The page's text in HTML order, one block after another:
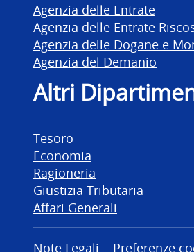
Agenzia delle Entrate
Agenzia delle Entrate
Agenzia delle Dogane e
Agenzia del Demanio
Altri
Tesoro
Economia
Ragioneria
Giustizia Tributaria
Affari Generali
Note Legali Preferenze